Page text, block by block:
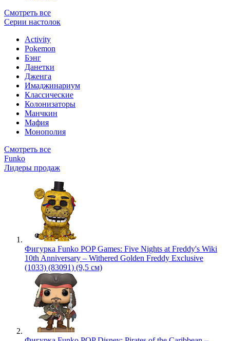
Смотреть все
Серии настолок
Activity
Pokemon
Бэнг
Данетки
Дженга
Имаджинариум
Классические
Колонизаторы
Манчкин
Мафия
Монополия
Смотреть все
Funko
Лидеры продаж
Фигурка Funko POP Games: Five Nights at Freddy's Wiki
10th Anniversary – Withered Golden Freddy Exclusive
(1033) (83091) (9,5 см)